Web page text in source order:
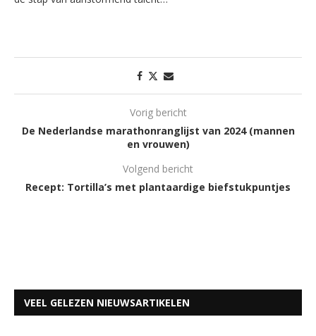
Vorig bericht
De Nederlandse marathonranglijst van 2024 (mannen
en vrouwen)
Volgend bericht
Recept: Tortilla’s met plantaardige biefstukpuntjes
VEEL GELEZEN NIEUWSARTIKELEN